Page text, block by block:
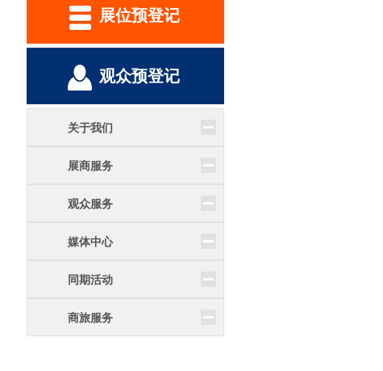
展位预登记
观众预登记
关于我们
展商服务
观众服务
媒体中心
同期活动
商旅服务